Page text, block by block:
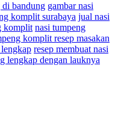
di bandung gambar nasi
komplit surabaya jual nasi
komplit nasi tumpeng
komplit resep masakan
resep membuat nasi
lengkap dengan lauknya